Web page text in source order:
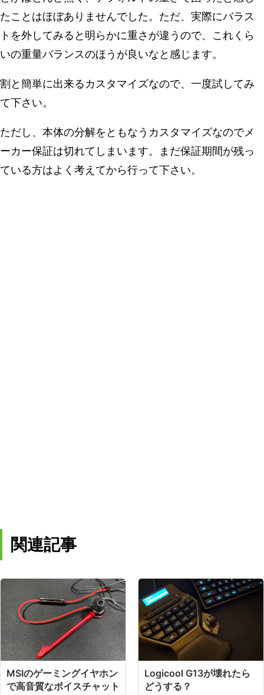
たことはほぼありませんでした。ただ、実際にバラス
トを外してみると明らかに重さが違うので、これくら
いの重量バランスのほうが良いなと感じます。
割と簡単に出来るカスタマイズなので、一度試してみ
て下さい。
ただし、本体の分解をともなうカスタマイズなのでメ
ーカー保証は切れてしまいます。まだ保証期間が残っ
ている方はよく考えてから行って下さい。
関連記事
MSIのゲーミングイヤホン
で高音質なボイスチャット
Logicool G13が壊れたら
どうする？